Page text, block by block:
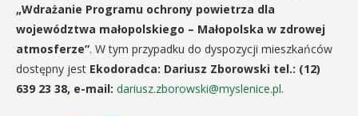
„Wdrażanie Programu ochrony powietrza dla
województwa małopolskiego – Małopolska w zdrowej
atmosferze”. W tym przypadku do dyspozycji mieszkańców
dostępny jest Ekodoradca: Dariusz Zborowski tel.: (12)
639 23 38, e-mail: dariusz.zborowski@myslenice.pl.